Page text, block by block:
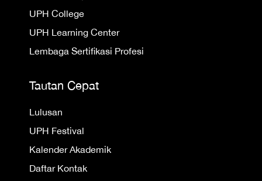
UPH College
UPH Learning Center
Lembaga Sertifikasi Profesi
Tautan Cepat
Lulusan
UPH Festival
Kalender Akademik
Daftar Kontak